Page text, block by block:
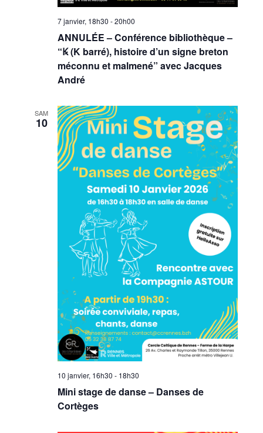
7 janvier, 18h30 -20h00
ANNULÉE – Conférence bibliothèque –
“Ꝃ (K barré), histoire d’un signe breton
méconnu et malmené” avec Jacques
André
SAM
10
10 janvier, 16h30 - 18h30
Mini stage de danse – Danses de
Cortèges